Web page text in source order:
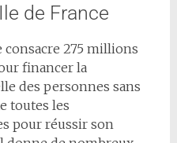
de France
275 millions
financer la
des personnes sans
toutes les
pour réussir son